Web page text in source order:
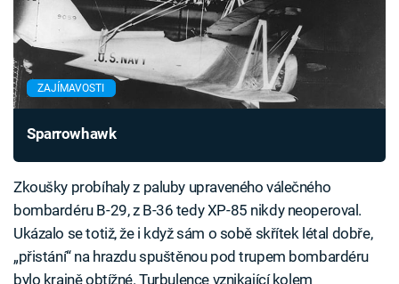
ZAJÍMAVOSTI
Sparrowhawk
Zkoušky probíhaly z paluby upraveného válečného
bombardéru B-29, z B-36 tedy XP-85 nikdy neoperoval.
Ukázalo se totiž, že i když sám o sobě skřítek létal dobře,
„přistání“ na hrazdu spuštěnou pod trupem bombardéru
bylo krajně obtížné. Turbulence vznikající kolem